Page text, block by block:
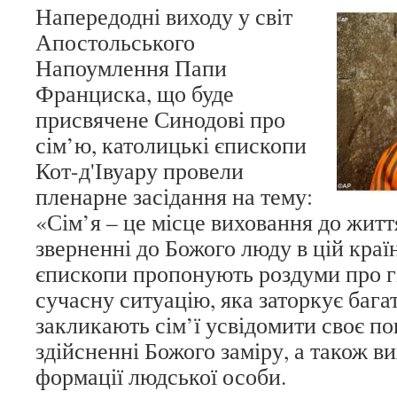
Напередодні виходу у світ
Апостольського
Напоумлення Папи
Франциска, що буде
присвячене Синодові про
сім’ю, католицькі єпископи
Кот-д'Івуару провели
пленарне засідання на тему:
«Сім’я – це місце виховання до
зверненні до Божого люду в цій
єпископи пропонують роздуми про
сучасну ситуацію, яка заторкує
закликають сім’ї усвідомити своє
здійсненні Божого заміру, а також
формації людської особи.